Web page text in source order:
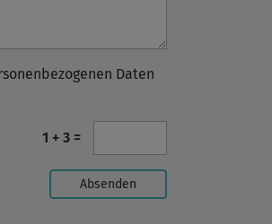
Daten
1 + 3 =